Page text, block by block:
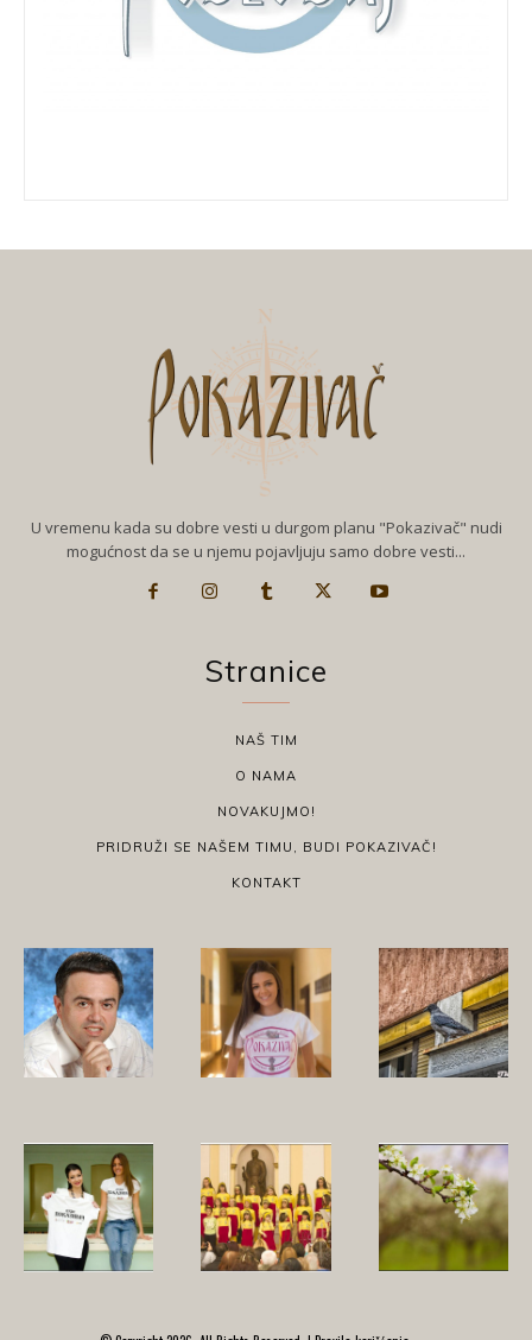
U vremenu kada su dobre vesti u durgom planu "Pokazivač" nudi
mogućnost da se u njemu pojavljuju samo dobre vesti...
Stranice
NAŠ TIM
O NAMA
NOVAKUJMO!
PRIDRUŽI SE NAŠEM TIMU, BUDI POKAZIVAČ!
KONTAKT